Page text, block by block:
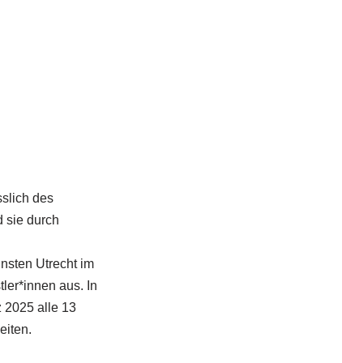
des
sie durch
Utrecht im
aus. In
2025 alle 13